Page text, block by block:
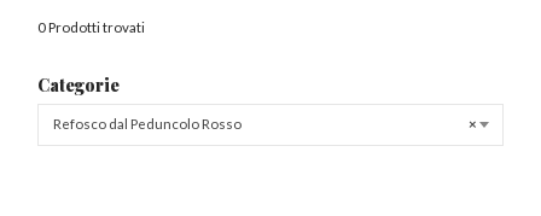
0 Prodotti trovati
Categorie
×
Refosco dal Peduncolo Rosso